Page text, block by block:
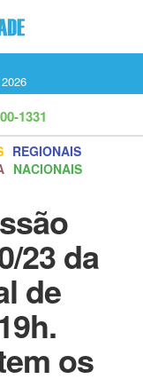
1331
REGIONAIS
NACIONAIS
23 da
de
os